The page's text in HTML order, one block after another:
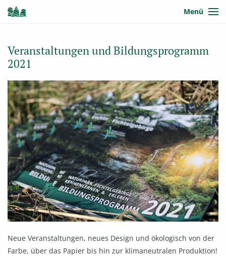
Menü
Veranstaltungen und Bildungsprogramm
2021
Neue Veranstaltungen, neues Design und ökologisch von der
Farbe, über das Papier bis hin zur klimaneutralen Produktion!